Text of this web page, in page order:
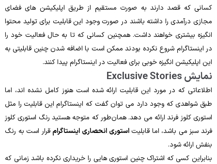
کسانی که قصد دارند به‌ صورت مستقیم از طریق اپلیکیشن ‌های فضای
مجازی درآمدی را داشته باشند در صورت وجود این قابلیت برای تولید محتوا
انگیزه بیشتری خواهند داشت. همچنین کسانی که تا به‌ حال فعالیت خود را
در اینستاگرام شروع نکرده بودند ممکن است با اضافه شدن چنین قابلیتی به
این اپلیکیشن انگیزه خوبی برای فعالیت در اینستاگرام پیدا کنند.
نمایش Exclusive Stories
اطلاعاتی که در مورد این قابلیت ارائه شده ‌است هنوز کامل ‌نشده اند، اما
طبق شواهدی که وجود دارد می ‌توان گفت که اینستاگرام این قابلیت را مثل
استوری کلوز فرند ارائه می ‌دهد. همان‌طور که متوجه هستید رنگ استوری کلوز
فرند سبز می ‌باشد، اما قابلیتاستوری انحصاری اینستاگرام قرار است به رنگ
بنفش ارائه شود.
بنابراین کسی که اشتراک چنین استوری هایی را خریداری نکرده باشد زمانی‌ که